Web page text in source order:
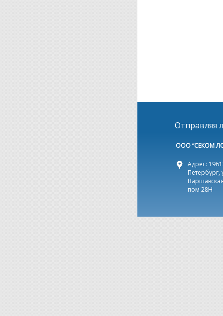
Отправляя
ООО “СЕКОМ
Адрес:
Петербург,
пом 28Н